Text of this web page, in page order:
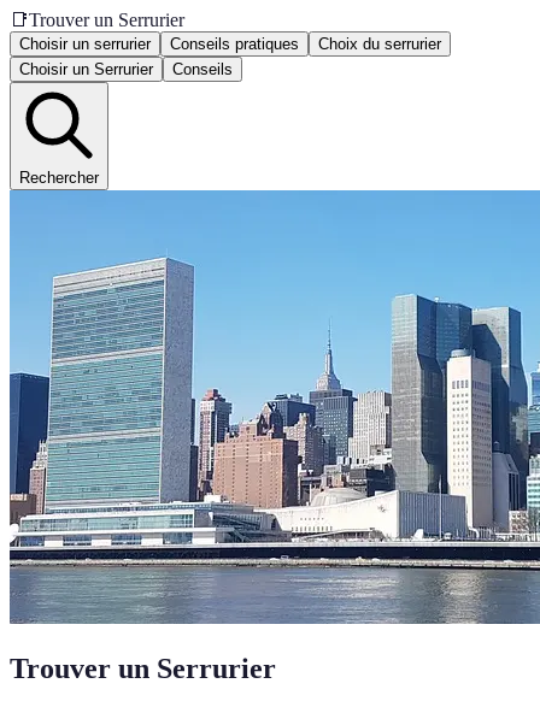
📑Trouver un Serrurier
Choisir un serrurier Conseils pratiques
Choix du serrurier
Choisir un Serrurier
Conseils
Rechercher
Trouver un Serrurier